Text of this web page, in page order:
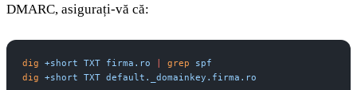
DMARC, asigurați-vă că:
dig +short TXT firma.ro | grep spf
dig +short TXT default._domainkey.firma.ro